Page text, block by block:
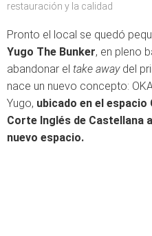
restauración y la calidad
Pronto el local se quedó
Yugo The Bunker, en pleno
abandonar el take awaydel
nace un nuevo concepto:
Yugo, ubicado en el espacio
Corte Inglés de Castellana
nuevo espacio.